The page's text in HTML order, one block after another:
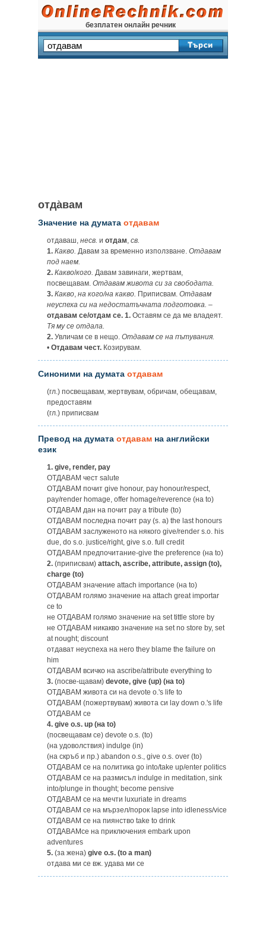
безплатен онлайн речник
отда̀вам
Значение на думата отдавам
отдаваш, несв. и отдам, св.
1. Какво. Давам за временно използване. Отдавам
под наем.
2. Какво/кого. Давам завинаги, жертвам,
посвещавам. Отдавам живота си за свободата.
3. Какво, на кого/на какво. Приписвам. Отдавам
неуспеха си на недостатъчната подготовка. –
отдавам се/отдам се. 1. Оставям се да ме владеят.
Тя му се отдала.
2. Увличам се в нещо. Отдавам се на пътувания.
• Отдавам чест. Козирувам.
Синоними на думата отдавам
(гл.) посвещавам, жертвувам, обричам, обещавам,
предоставям
(гл.) приписвам
Превод на думата отдавам на английски
език
1. give, render, pay
ОТДАВАМ чест salute
ОТДАВАМ почит give honour, pay honour/respect,
pay/render homage, offer homage/reverence (на to)
ОТДАВАМ дан на почит pay a tribute (to)
ОТДАВАМ последна почит pay (s. a) the last honours
ОТДАВАМ заслуженото на някого give/render s.o. his
due, do s.o. justice/right, give s.o. full credit
ОТДАВАМ предпочитание-give the preference (на to)
2. (приписвам) attach, ascribe, attribute, assign (to),
charge (to)
ОТДАВАМ значение attach importance (на to)
ОТДАВАМ голямо значение на attach great importar
се to
не ОТДАВАМ голямо значение на set tittle store by
не ОТДАВАМ никакво значение на set no store by, set
at nought; discount
отдават неуспеха на него they blame the failure on
him
ОТДАВАМ всичко на ascribe/attribute everything to
3. (посве-щавам) devote, give (up) (на to)
ОТДАВАМ живота си на devote o.'s life to
ОТДАВАМ (пожертвувам) живота си lay down o.'s life
ОТДАВАМ ce
4. give o.s. up (на to)
(посвещавам се) devote o.s. (to)
(на удоволствия) indulge (in)
(на скръб и пр.) abandon o.s., give o.s. over (to)
ОТДАВАМ се на политика go into/take up/enter politics
ОТДАВАМ се на размисъл indulge in meditation, sink
into/plunge in thought; become pensive
ОТДАВАМ се на мечти luxuriate in dreams
ОТДАВАМ се на мързел/порок lapse into idleness/vice
ОТДАВАМ се на пиянство take to drink
ОТДАВАМce на приключения embark upon
adventures
5. (за жена) give o.s. (to a man)
отдава ми се вж. удава ми се